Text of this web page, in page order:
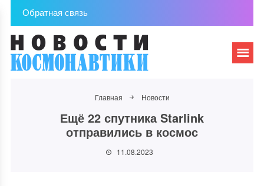
Обратная связь
Главная Новости
Ещё 22 спутника Starlink
отправились в космос
11.08.2023